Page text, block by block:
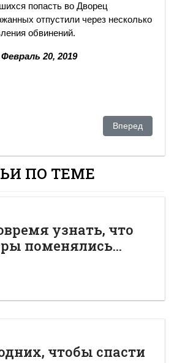
попасть во Дворец
отпустили через несколько
обвинений.
20, 2019
уйдет, чтобы остаться?Следующий:
Вперед
ПО ТЕМЕ
узнать, что
поменялись...
чтобы спасти